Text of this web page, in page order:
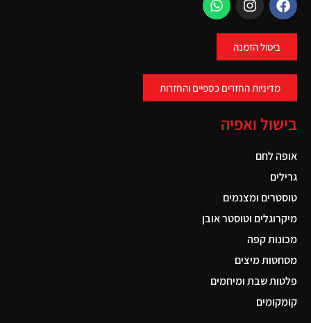
ביטול הזמנה
מדיניות החזרים כספיים והחזרות
בישול ואפיה
אופה לחם
גרילים
טוסטרים ומצנמים
מיקרוגלים וטוסטר אובן
מכונות קפה
מסחטות מיצים
פלטות שבת ומיחמים
קומקומים